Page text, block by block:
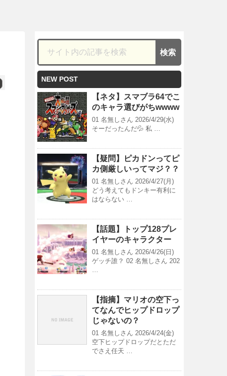
NEW POST
【ネタ】スマブラ64でこ
のキャラ選びがちwwww
01 名無しさん 2026/4/29(水)
そーだったんだ💦 私 …
【疑問】ピカドンってピ
カ側厳しいってマジ？？
01 名無しさん 2026/4/27(月)
どう考えてもドンキー有利に
はならない …
【話題】トップ128プレ
イヤーのキャラクター
01 名無しさん 2026/4/26(日)
ゲッチ誰？ 02 名無しさん 202
…
【指摘】マリオの空下っ
てなんでヒップドロップ
じゃないの？
01 名無しさん 2026/4/24(金)
空下ヒップドロップだとただ
でさえ任天 …